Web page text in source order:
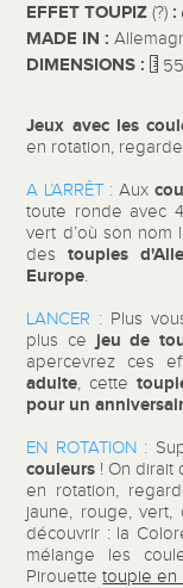
EFFET TOUPIZ(?) :
MADE IN :
DIMENSIONS :
Jeux avec les
en rotation,
A L’ARRÊT : Aux
toute ronde avec
vert d’où son nom
destoupies
Europe.
LANCER : Plus
plus ce jeu de
apercevrez ces
adulte, cette
pour un
EN ROTATION :
couleurs ! On dirait
en rotation,
jaune, rouge,
découvrir : la
mélange les
Pirouettetoupie en